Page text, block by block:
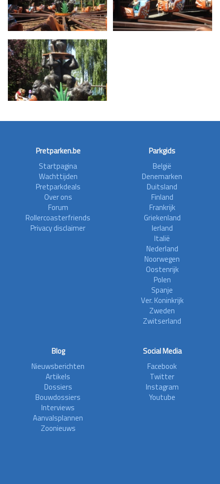
Pretparken.be
Startpagina
Wachttijden
Pretparkdeals
Over ons
Forum
Rollercoasterfriends
Privacy disclaimer
Parkgids
België
Denemarken
Duitsland
Finland
Frankrijk
Griekenland
Ierland
Italië
Nederland
Noorwegen
Oostenrijk
Polen
Spanje
Ver. Koninkrijk
Zweden
Zwitserland
Blog
Nieuwsberichten
Artikels
Dossiers
Bouwdossiers
Interviews
Aanvalsplannen
Zoonieuws
Social Media
Facebook
Twitter
Instagram
Youtube